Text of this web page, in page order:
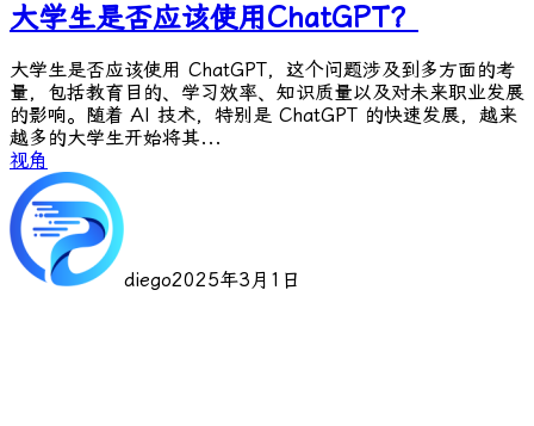
大学生是否应该使用ChatGPT？
大学生是否应该使用 ChatGPT，这个问题涉及到多方面的考
量，包括教育目的、学习效率、知识质量以及对未来职业发展
的影响。随着 AI 技术，特别是 ChatGPT 的快速发展，越来
越多的大学生开始将其...
视角
diego2025年3月1日